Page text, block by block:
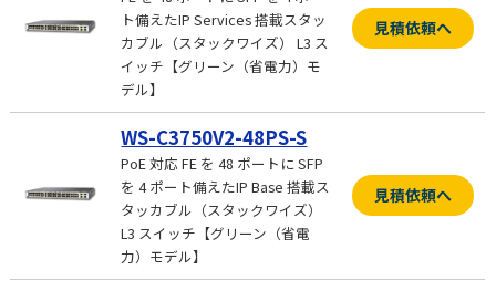
ト備えたIP Services 搭載スタッ
カブル（スタックワイズ） L3 ス
イッチ【グリーン（省電力）モ
デル】
見積依頼へ
WS-C3750V2-48PS-S
PoE 対応 FE を 48 ポートに SFP
を 4 ポート備えたIP Base 搭載ス
タッカブル（スタックワイズ）
L3 スイッチ【グリーン（省電
力）モデル】
見積依頼へ